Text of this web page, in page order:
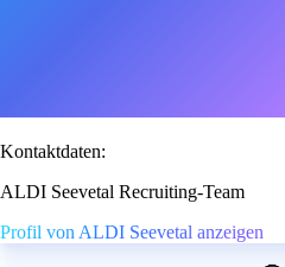
Kontaktdaten:
ALDI Seevetal Recruiting-Team
Profil von ALDI Seevetal anzeigen